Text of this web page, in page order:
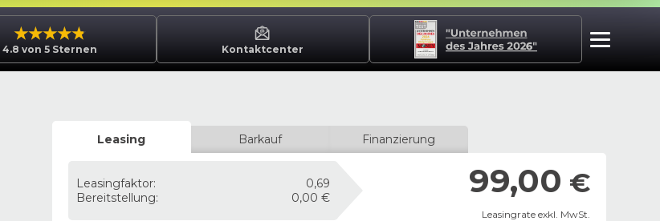
4.8 von 5 Sternen Kontaktcenter
Leasing Barkauf Finanzierung
Leasingfaktor:
0,69
Bereitstellung: 0,00 € 99,00 €
Leasingrate exkl. MwSt.